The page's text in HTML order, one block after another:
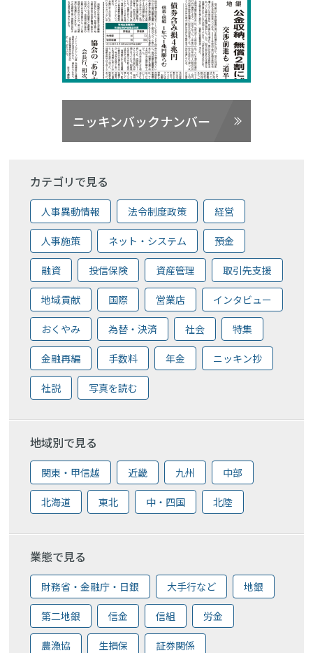
ニッキンバックナンバー
カテゴリで見る
人事異動情報 法令制度政策 経営
人事施策 ネット・システム 預金
融資 投信保険 資産管理 取引先支援
地域貢献 国際 営業店 インタビュー
おくやみ 為替・決済 社会 特集
金融再編 手数料 年金 ニッキン抄
社説 写真を読む
地域別で見る
関東・甲信越 近畿 九州 中部
北海道 東北 中・四国 北陸
業態で見る
財務省・金融庁・日銀 大手行など 地銀
第二地銀 信金 信組 労金
農漁協 生損保 証券関係